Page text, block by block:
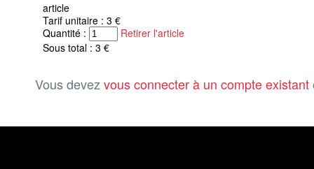
article
Tarif unitaire : 3 €
Quantité :
Retirer l'article
Sous total : 3 €
Vous devez vous connecter à un compte existant